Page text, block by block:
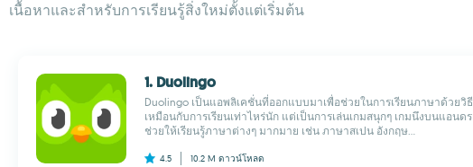
เนื้อหาและสำหรับการเรียนรู้สิ่งใหม่ตั้งแต่เริ่มต้น
1. Duolingo
Duolingo เป็นแอพลิเคชั่นที่ออกแบบมาเพื่อช่วยในการเรียนภาษาด้วยวิ
เหมือนกับการเรียนเท่าไหร่นัก แต่เป็นการเล่นเกมสนุกๆ เกมนึงบนแอน
ช่วยให้เรียนรู้ภาษาต่างๆ มากมาย เช่น ภาษาสเปน อังกฤษ...
4.5 10.2 M ดาวน์โหลด